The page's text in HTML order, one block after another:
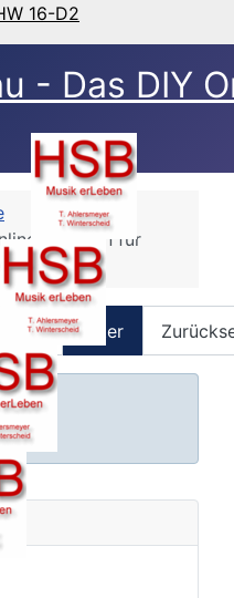
16-D2
- Das DIY
Magazin für
Filter